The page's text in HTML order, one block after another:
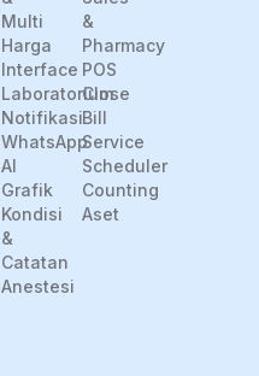
Multi
Harga
Interface
Laboratorium
Notifikasi
WhatsApp
AI
Grafik
Kondisi
&
Catatan
Anestesi
&
Pharmacy
POS
Close
Bill
Service
Scheduler
Counting
Aset